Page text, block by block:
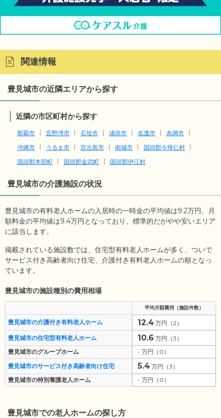
関連情報
豊見城市の近隣エリアから探す
近隣の市区町村から探す
那覇市 宜野湾市 石垣市 浦添市 名護市
糸満市
沖縄市
うるま市 宮古島市 南城市
国頭郡今帰仁村
国頭郡本部町
国頭郡金武町 国頭郡伊江村
豊見城市の介護施設の状況
豊見城市の有料老人ホームの入居時の一時金の平均値は9.2万円、月
額料金の平均値は9.4万円となっており、標準的だがやや安いエリア
に該当します。
掲載されている施設数では、住宅型有料老人ホームが多く、ついで
サービス付き高齢者向け住宅、介護付き有料老人ホームの順となっ
ています。
豊見城市の施設種別の費用相場
平均月額費用（施設件数）
豊見城市の介護付き有料老人ホーム 12.4 万円（2）
豊見城市の住宅型有料老人ホーム
10.6 万円（3）
豊見城市のグループホーム
- 万円（0）
豊見城市のサービス付き高齢者向け住宅
5.4 万円（3）
豊見城市の特別養護老人ホーム
- 万円（0）
豊見城市での老人ホームの探し方